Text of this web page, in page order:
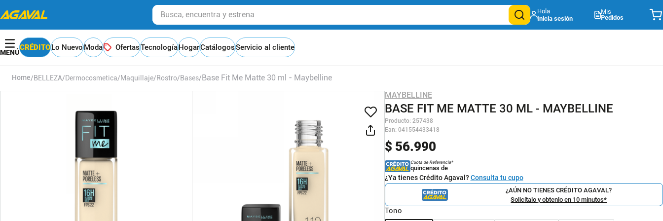
Busca, encuentra y estrena
Mis
Pedidos
CRÉDITOLo NuevoModa OfertasTecnologíaHogarCatálogosServicio al cliente
BELLEZA Dermocosmetica Maquillaje Rostro Bases Base Fit Me Matte 30 ml - Maybelline
MAYBELLINE
BASE FIT ME MATTE 30 ML - MAYBELLINE
Producto: 257438
Ean: 041554433418
$ 56.990
Cuota de Referencia*
quincenas de
¿Ya tienes Crédito Agaval?Consulta tu cupo
¿AÚN NO TIENES CRÉDITO AGAVAL?
Solicítalo y obtenlo en 10 minutos*
Tono